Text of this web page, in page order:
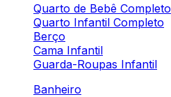
Quarto de Bebê Completo
Quarto Infantil Completo
Berço
Cama Infantil
Guarda-Roupas Infantil
Banheiro